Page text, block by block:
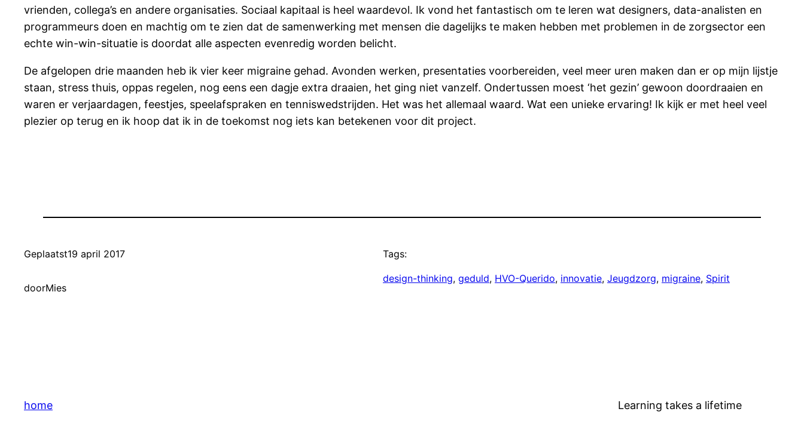
vrienden, collega’s en andere organisaties. Sociaal kapitaal is heel waardevol. Ik vond het fantastisch om te leren wat designers, data-analisten en
programmeurs doen en machtig om te zien dat de samenwerking met mensen die dagelijks te maken hebben met problemen in de zorgsector een
echte win-win-situatie is doordat alle aspecten evenredig worden belicht.
De afgelopen drie maanden heb ik vier keer migraine gehad. Avonden werken, presentaties voorbereiden, veel meer uren maken dan er op mijn lijstje
staan, stress thuis, oppas regelen, nog eens een dagje extra draaien, het ging niet vanzelf. Ondertussen moest ‘het gezin’ gewoon doordraaien en
waren er verjaardagen, feestjes, speelafspraken en tenniswedstrijden. Het was het allemaal waard. Wat een unieke ervaring! Ik kijk er met heel veel
plezier op terug en ik hoop dat ik in de toekomst nog iets kan betekenen voor dit project.
Geplaatst19 april 2017
doorMies
Tags:
design-thinking, geduld, HVO-Querido, innovatie, Jeugdzorg, migraine, Spirit
home Learning takes a lifetime